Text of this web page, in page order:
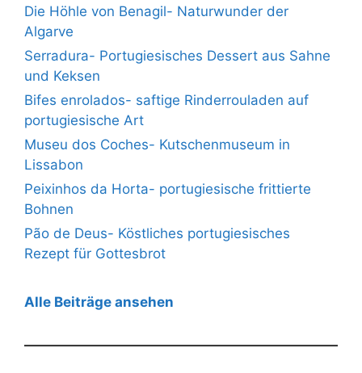
Die Höhle von Benagil- Naturwunder der
Algarve
Serradura- Portugiesisches Dessert aus Sahne
und Keksen
Bifes enrolados- saftige Rinderrouladen auf
portugiesische Art
Museu dos Coches- Kutschenmuseum in
Lissabon
Peixinhos da Horta- portugiesische frittierte
Bohnen
Pão de Deus- Köstliches portugiesisches
Rezept für Gottesbrot
Alle Beiträge ansehen